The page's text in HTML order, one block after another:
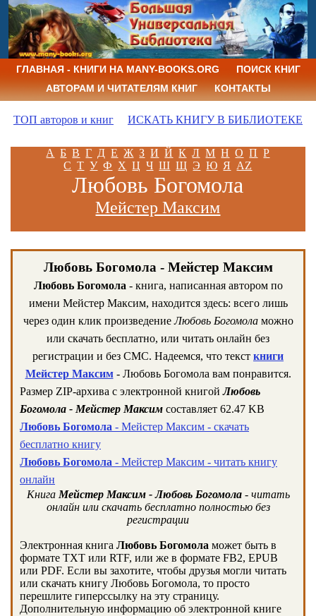
ГЛАВНАЯ - КНИГИ НА MANY-BOOKS.ORG
ПОИСК КНИГ
АВТОРАМ И ЧИТАТЕЛЯМ КНИГ
КОНТАКТЫ
ТОП авторов и книг ИСКАТЬ КНИГУ В БИБЛИОТЕКЕ
А Б В Г Д Е Ж З И Й К Л М Н О П Р
С Т У Ф Х Ц Ч Ш Щ Э Ю Я AZ
Любовь Богомола
Мейстер Максим
Любовь Богомола - Мейстер Максим
Любовь Богомола - книга, написанная автором по
имени Мейстер Максим, находится здесь: всего лишь
через один клик произведениеЛюбовь Богомоламожно
или скачать бесплатно, или читать онлайн без
регистрации и без СМС. Надеемся, что текст книги
Мейстер Максим- Любовь Богомола вам понравится.
Размер ZIP-архива c электронной книгойЛюбовь
Богомола - Мейстер Максим составляет 62.47 KB
Любовь Богомола - Мейстер Максим - скачать
бесплатно книгу
Любовь Богомола - Мейстер Максим - читать книгу
онлайн
Книга Мейстер Максим - Любовь Богомола- читать
онлайн или скачать бесплатно полностью без
регистрации
Электронная книга Любовь Богомола может быть в
формате TXT или RTF, или же в формате FB2, EPUB
или PDF. Если вы захотите, чтобы друзья могли читать
или скачать книгу Любовь Богомола, то просто
перешлите гиперссылку на эту страницу.
Дополнительную информацию об электронной книге